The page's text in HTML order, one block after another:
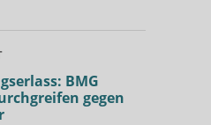
BMG
gegen